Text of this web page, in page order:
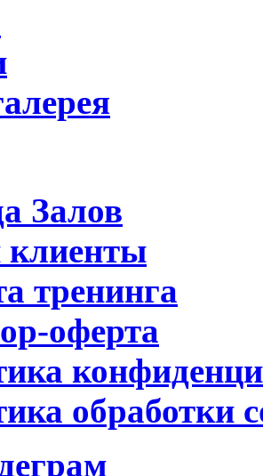
Залов
тренинга
оферта
обработки